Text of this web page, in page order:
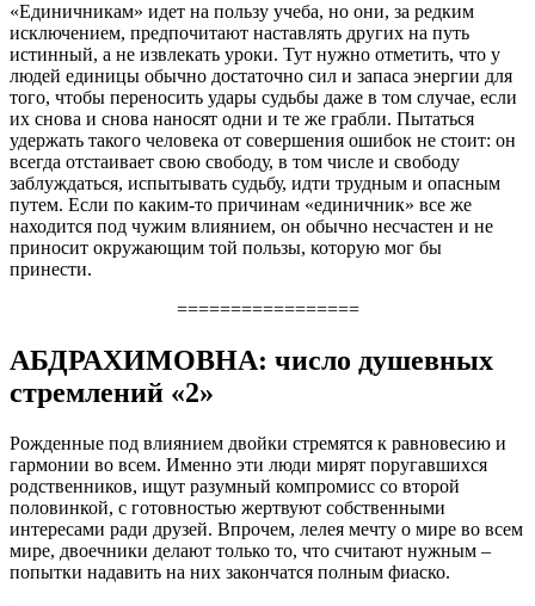
«Единичникам» идет на пользу учеба, но они, за редким
исключением, предпочитают наставлять других на путь
истинный, а не извлекать уроки. Тут нужно отметить, что у
людей единицы обычно достаточно сил и запаса энергии для
того, чтобы переносить удары судьбы даже в том случае, если
их снова и снова наносят одни и те же грабли. Пытаться
удержать такого человека от совершения ошибок не стоит: он
всегда отстаивает свою свободу, в том числе и свободу
заблуждаться, испытывать судьбу, идти трудным и опасным
путем. Если по каким-то причинам «единичник» все же
находится под чужим влиянием, он обычно несчастен и не
приносит окружающим той пользы, которую мог бы
принести.
=================
АБДРАХИМОВНА: число душевных
стремлений «2»
Рожденные под влиянием двойки стремятся к равновесию и
гармонии во всем. Именно эти люди мирят поругавшихся
родственников, ищут разумный компромисс со второй
половинкой, с готовностью жертвуют собственными
интересами ради друзей. Впрочем, лелея мечту о мире во всем
мире, двоечники делают только то, что считают нужным –
попытки надавить на них закончатся полным фиаско.